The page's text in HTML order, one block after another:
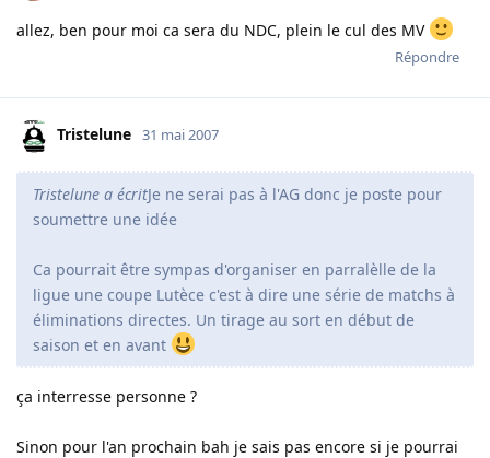
allez, ben pour moi ca sera du NDC, plein le cul des MV
Répondre
Tristelune 31 mai 2007
Tristelune a écritJe ne serai pas à l'AG donc je poste pour
soumettre une idée
Ca pourrait être sympas d'organiser en parralèlle de la
ligue une coupe Lutèce c'est à dire une série de matchs à
éliminations directes. Un tirage au sort en début de
saison et en avant
ça interresse personne ?
Sinon pour l'an prochain bah je sais pas encore si je pourrai